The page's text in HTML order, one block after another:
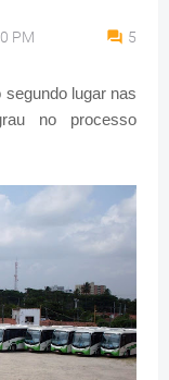
PM 5
lugar nas
no processo